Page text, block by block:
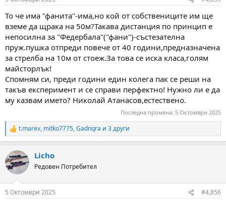
s
То че има "фанита"-има,но кой от собствениците им ще
вземе да щрака на 50м?Такава дистанция по принцип е
непосилна за "Федербала"("фани")-състезателна
пруж.пушка отпреди повече от 40 години,предназначена
за стрелба на 10м от стоеж.За това се иска класа,голям
майсторлък!
Спомням си, преди години един колега пак се реши на
такъв експеримент и се справи перфектно! Нужно ли е да
му казвам името? Николай Атанасов,естествено.
Последна промяна: 5 Октомври 2025
R
e
c
t
i
s
t.marev, mitko7775,Gadnqra и 3 други
Licho
Редовен Потребител
5 Октомври 2025 #4,856